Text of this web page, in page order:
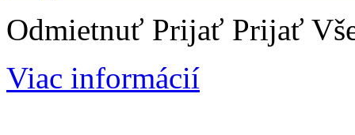
Odmietnuť Prijať Prijať
Viac informácií